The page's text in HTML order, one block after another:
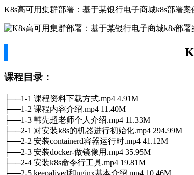
K8s高可用集群部署：基于某银行电子商城k8s部署案
课程目录：
├──1-1 课程资料下载方式.mp4 4.91M
├──1-2 课程内容介绍.mp4 11.40M
├──1-3 韩先超老师个人介绍.mp4 11.33M
├──2-1 对安装k8s的机器进行初始化.mp4 294.99M
├──2-2 安装containerd容器运行时.mp4 41.12M
├──2-3 安装docker-做镜像用.mp4 35.95M
├──2-4 安装k8s命令行工具.mp4 19.81M
├──2-5 keepalived和nginx基本介绍.mp4 10.46M